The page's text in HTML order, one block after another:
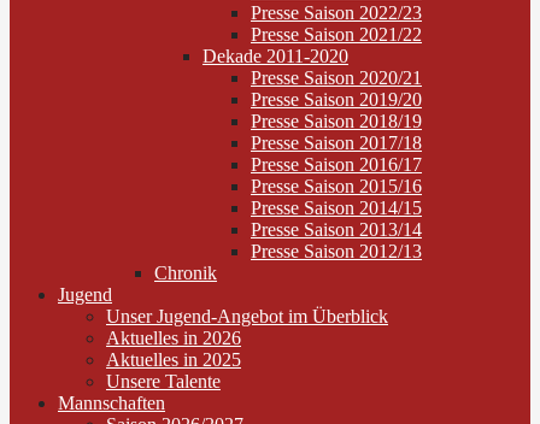
Presse Saison 2022/23
Presse Saison 2021/22
Dekade 2011-2020
Presse Saison 2020/21
Presse Saison 2019/20
Presse Saison 2018/19
Presse Saison 2017/18
Presse Saison 2016/17
Presse Saison 2015/16
Presse Saison 2014/15
Presse Saison 2013/14
Presse Saison 2012/13
Chronik
Jugend
Unser Jugend-Angebot im Überblick
Aktuelles in 2026
Aktuelles in 2025
Unsere Talente
Mannschaften